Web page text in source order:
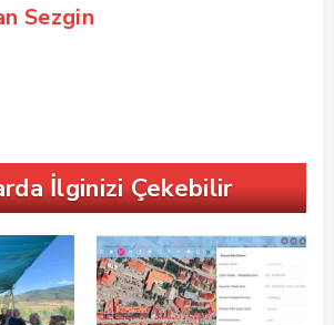
Sezgin
İlginizi Çekebilir